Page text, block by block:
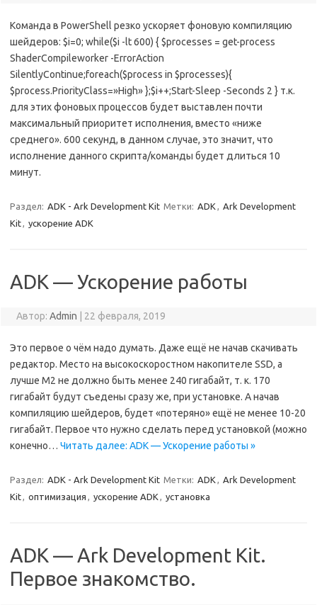
Команда в PowerShell резко ускоряет фоновую компиляцию
шейдеров: $i=0; while($i -lt 600) { $processes = get-process
ShaderCompileworker -ErrorAction
SilentlyContinue;foreach($process in $processes){
$process.PriorityClass=»High» };$i++;Start-Sleep -Seconds 2 } т.к.
для этих фоновых процессов будет выставлен почти
максимальный приоритет исполнения, вместо «ниже
среднего». 600 секунд, в данном случае, это значит, что
исполнение данного скрипта/команды будет длиться 10
минут.
Раздел: ADK - Ark Development Kit Метки: ADK , Ark Development
Kit, ускорение ADK
ADK — Ускорение работы
Автор: Admin 22 февраля, 2019
Это первое о чём надо думать. Даже ещё не начав скачивать
редактор. Место на высокоскоростном накопителе SSD, а
лучше M2 не должно быть менее 240 гигабайт, т. к. 170
гигабайт будут съедены сразу же, при установке. А начав
компиляцию шейдеров, будет «потеряно» ещё не менее 10-20
гигабайт. Первое что нужно сделать перед установкой (можно
конечно… Читать далее: ADK — Ускорение работы »
Раздел: ADK - Ark Development Kit Метки: ADK , Ark Development
Kit, оптимизация , ускорение ADK , установка
ADK — Ark Development Kit.
Первое знакомство.